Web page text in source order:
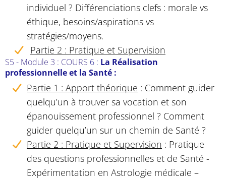
individuel ? Différenciations clefs : morale vs
éthique, besoins/aspirations vs
stratégies/moyens.
Partie 2 : Pratique et Supervision
S5 - Module 3 : COURS 6 : La Réalisation
professionnelle et la Santé :
Partie 1 : Apport théorique : Comment guider
quelqu’un à trouver sa vocation et son
épanouissement professionnel ? Comment
guider quelqu’un sur un chemin de Santé ?
Partie 2 : Pratique et Supervision : Pratique
des questions professionnelles et de Santé -
Expérimentation en Astrologie médicale –